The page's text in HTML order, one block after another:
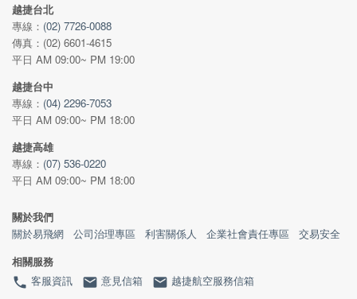
越捷台北
專線： (02) 7726-0088
傳真：(02) 6601-4615
平日 AM 09:00~ PM 19:00
越捷台中
專線： (04) 2296-7053
平日 AM 09:00~ PM 18:00
越捷高雄
專線： (07) 536-0220
平日 AM 09:00~ PM 18:00
關於我們
關於易飛網
公司治理專區 利害關係人 企業社會責任專區
交易安全
相關服務
phone 客服資訊 email 意見信箱 email 越捷航空服務信箱